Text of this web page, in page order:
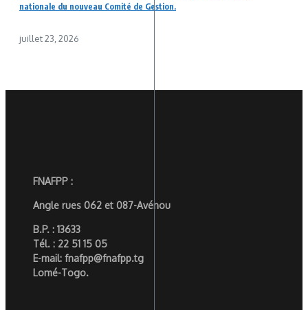
nationale du nouveau Comité de Gestion.
juillet 23, 2026
FNAFPP :
Angle rues 062 et 087-Avénou
B.P. : 13633
Tél. : 22 51 15 05
E-mail: fnafpp@fnafpp.tg
Lomé-Togo.